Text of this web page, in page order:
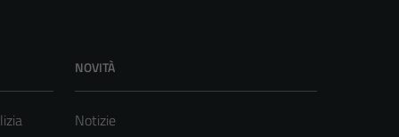
NOVITÀ
Notizie